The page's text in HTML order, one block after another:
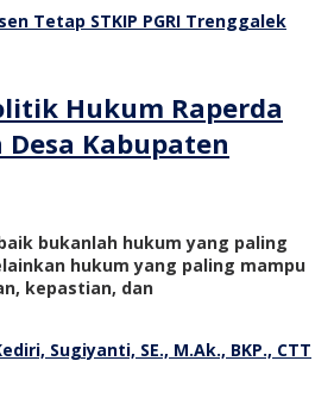
Hukum Raperda
Kabupaten
bukanlah hukum yang paling
hukum yang paling mampu
kepastian, dan